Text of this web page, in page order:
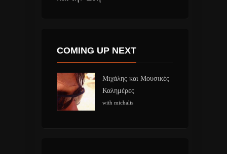
COMING UP NEXT
Μιχάλης και Μουσικές
Καλημέρες
with michalis